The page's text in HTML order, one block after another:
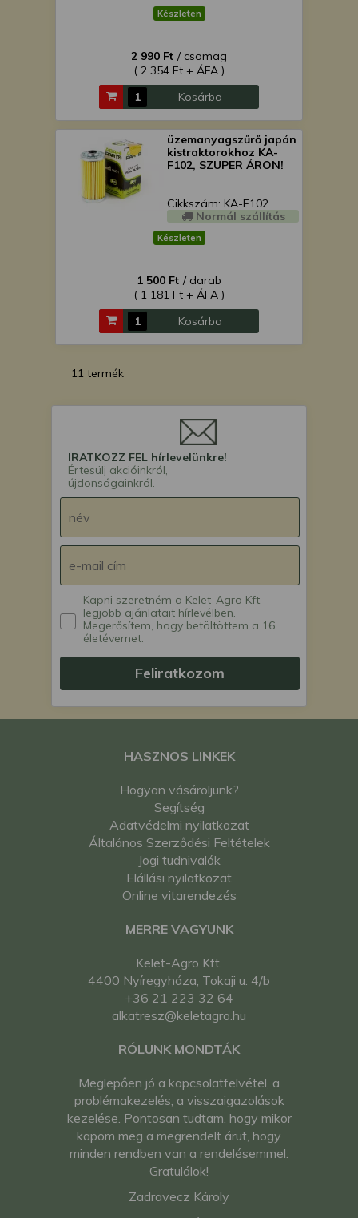
Készleten
2 990 Ft / csomag
( 2 354 Ft + ÁFA )
Kosárba
üzemanyagszűrő japán
kistraktorokhoz KA-
F102, SZUPER ÁRON!
Cikkszám: KA-F102
Normál szállítás
Készleten
1 500 Ft / darab
( 1 181 Ft + ÁFA )
Kosárba
11 termék
IRATKOZZ FEL hírlevelünkre!
Értesülj akcióinkról,
újdonságainkról.
Kapni szeretném a Kelet-Agro Kft.
legjobb ajánlatait hírlevélben.
Megerősítem, hogy betöltöttem a 16.
életévemet.
Feliratkozom
HASZNOS LINKEK
Hogyan vásároljunk?
Segítség
Adatvédelmi nyilatkozat
Általános Szerződési Feltételek
Jogi tudnivalók
Elállási nyilatkozat
Online vitarendezés
MERRE VAGYUNK
Kelet-Agro Kft.
4400 Nyíregyháza, Tokaji u. 4/b
+36 21 223 32 64
alkatresz@keletagro.hu
RÓLUNK MONDTÁK
Meglepően jó a kapcsolatfelvétel, a
problémakezelés, a visszaigazolások
kezelése. Pontosan tudtam, hogy mikor
kapom meg a megrendelt árut, hogy
minden rendben van a rendelésemmel.
Gratulálok!
Zadravecz Károly